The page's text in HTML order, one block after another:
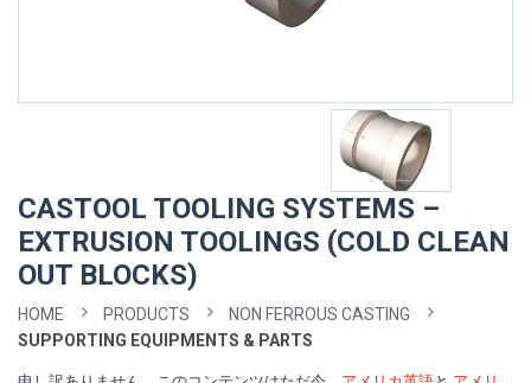
CASTOOL TOOLING SYSTEMS –
EXTRUSION TOOLINGS (COLD CLEAN
OUT BLOCKS)
HOME PRODUCTS
NON FERROUS CASTING
SUPPORTING EQUIPMENTS & PARTS